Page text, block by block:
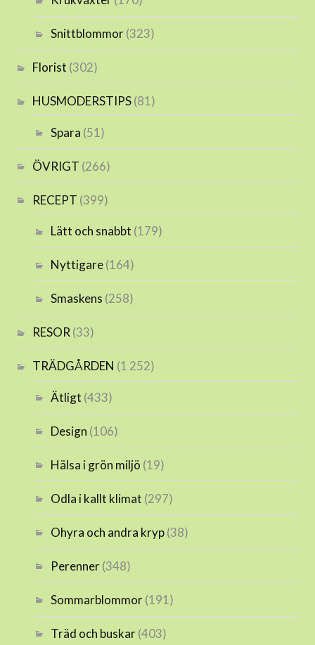
Snittblommor(323)
Florist (302)
HUSMODERSTIPS(81)
Spara (51)
ÖVRIGT (266)
RECEPT (399)
Lätt och snabbt (179)
Nyttigare(164)
Smaskens (258)
RESOR (33)
TRÄDGÅRDEN (1 252)
Ätligt (433)
Design (106)
Hälsa i grön miljö (19)
Odla i kallt klimat (297)
Ohyra och andra kryp(38)
Perenner(348)
Sommarblommor(191)
Träd och buskar(403)